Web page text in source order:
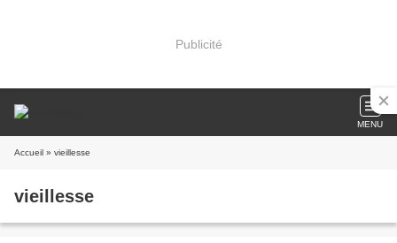
Publicité
MENU
Accueil » vieillesse
vieillesse